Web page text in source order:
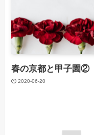
春の京都と甲子園②
2020-06-20